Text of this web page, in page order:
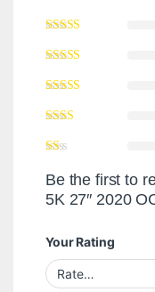
Be the first to
5K 27″ 2020
Your Rating